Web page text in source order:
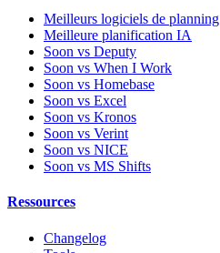
Meilleurs logiciels de planning
Meilleure planification IA
Soon vs Deputy
Soon vs When I Work
Soon vs Homebase
Soon vs Excel
Soon vs Kronos
Soon vs Verint
Soon vs NICE
Soon vs MS Shifts
Ressources
Changelog